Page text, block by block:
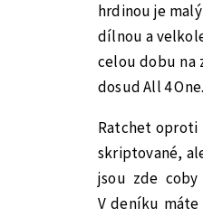
hrdinou je
dílnou a
celou dobu na
dosud All 4 One.
Ratchet oproti
skriptované,
jsou zde
V deníku